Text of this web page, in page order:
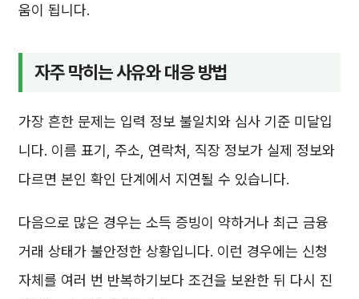
움이 됩니다.
자주 막히는 사유와 대응 방법
가장 흔한 문제는 입력 정보 불일치와 심사 기준 미달입
니다. 이름 표기, 주소, 연락처, 직장 정보가 실제 정보와
다르면 본인 확인 단계에서 지연될 수 있습니다.
다음으로 많은 경우는 소득 증빙이 약하거나 최근 금융
거래 상태가 불안정한 상황입니다. 이런 경우에는 신청
자체를 여러 번 반복하기보다 조건을 보완한 뒤 다시 진